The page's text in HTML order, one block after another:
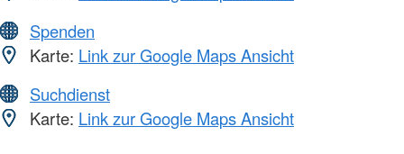
Spenden
Karte: Link zur Google Maps Ansicht
Suchdienst
Karte: Link zur Google Maps Ansicht